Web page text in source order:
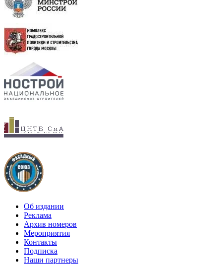
Об издании
Реклама
Архив номеров
Мероприятия
Контакты
Подписка
Наши партнеры